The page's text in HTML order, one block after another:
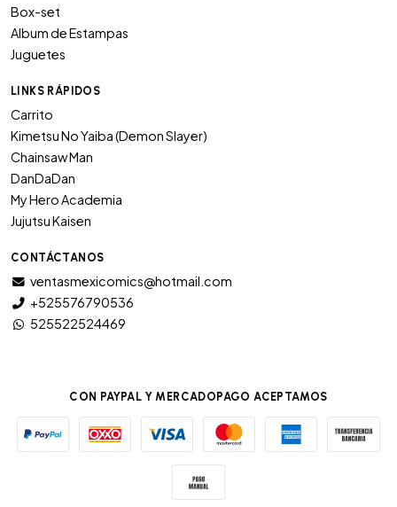
Box-set
Album de Estampas
Juguetes
LINKS RÁPIDOS
Carrito
Kimetsu No Yaiba (Demon Slayer)
Chainsaw Man
DanDaDan
My Hero Academia
Jujutsu Kaisen
CONTÁCTANOS
ventasmexicomics@hotmail.com
+525576790536
525522524469
CON PAYPAL Y MERCADOPAGO ACEPTAMOS